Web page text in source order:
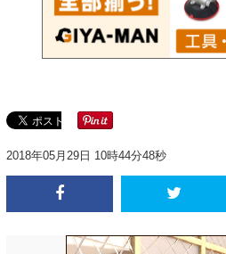
2018年05月29日 10時44分48秒